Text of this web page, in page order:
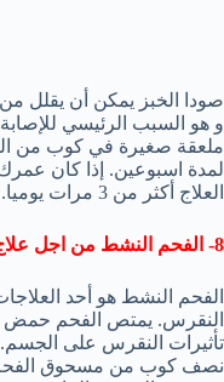
صودا الخبز يمكن أن يقلل
و هو السبب الرئيسي
العلاج أكثر من 3 مرات يوميا.
8- الفحم النشط من اجل علاج النقرس
الفحم النشط هو أحد
النقرس. يمتص الفحم حمض
تأثيرات النقرس على
نصف كوب من مسحوق